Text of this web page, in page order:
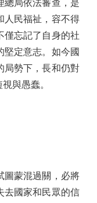
局依法審查，是
人民福祉，容不得
僅忘記了自身的社
堅定意志。如今國
局勢下，長和仍對
與愚蠢。
蒙混過關，必將
去國家和民眾的信